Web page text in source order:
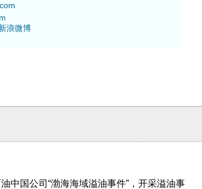
浪微博
中国公司“渤海海域溢油事件”，开采溢油事